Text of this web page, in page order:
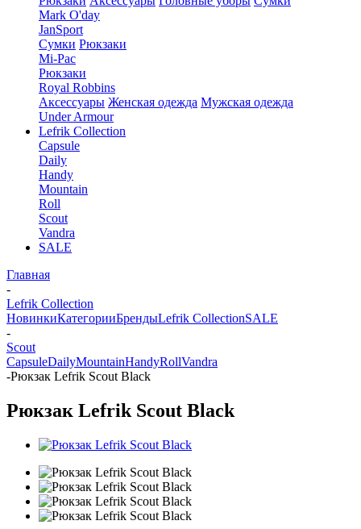
Mark O'day
JanSport
Сумки Рюкзаки
Mi-Pac
Рюкзаки
Royal Robbins
Аксессуары Женская одежда Мужская одежда
Under Armour
Lefrik Collection
Capsule
Daily
Handy
Mountain
Roll
Scout
Vandra
SALE
Главная
-
Lefrik Collection
НовинкиКатегорииБрендыLefrik CollectionSALE
-
Scout
CapsuleDailyMountainHandyRollVandra
-Рюкзак Lefrik Scout Black
Рюкзак Lefrik Scout Black